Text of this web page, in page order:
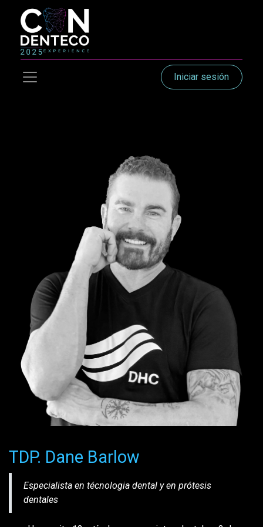
Iniciar sesión
TDP. Dane Barlow
Especialista en técnologia dental y en prótesis
dentales